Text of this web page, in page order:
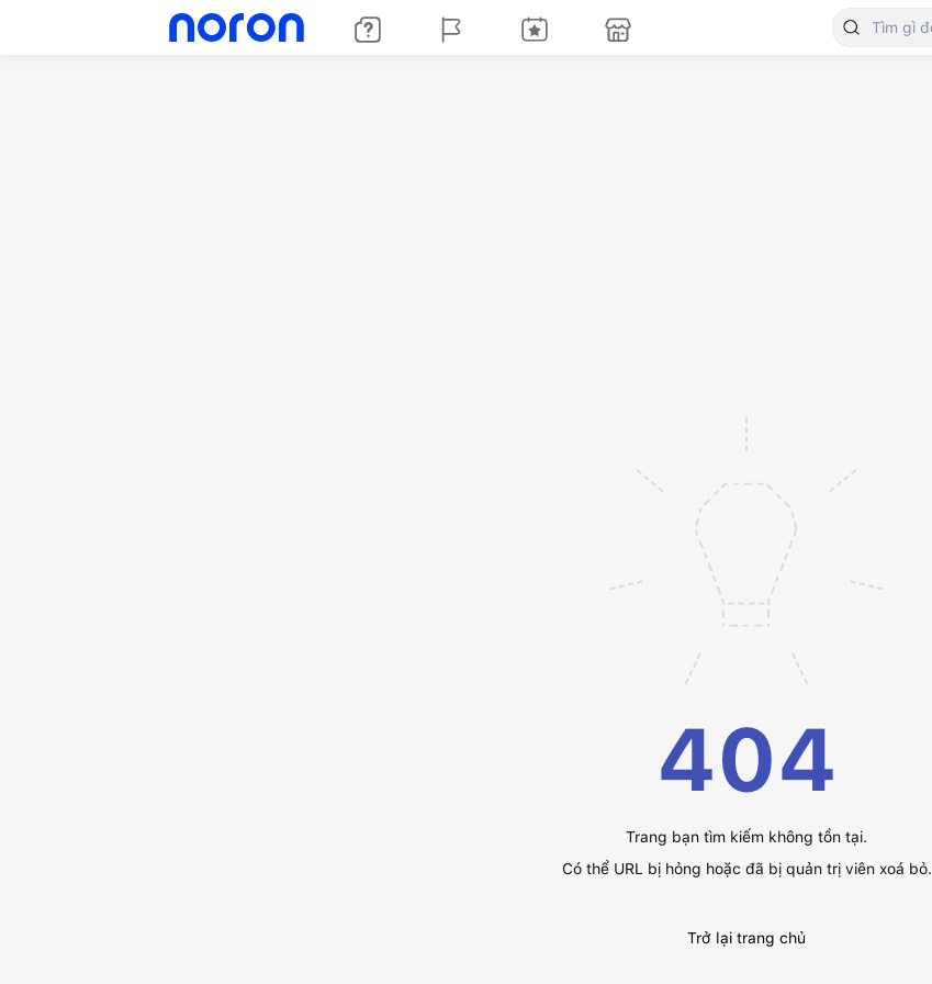
404
Trang bạn tìm kiếm không tồn tại.
Có thể URL bị hỏng hoặc đã bị quản trị viên xoá bỏ.
Trở lại trang chủ